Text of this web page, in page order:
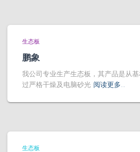
生态板
鹏象
我公司专业生产生态板，其产品是从
过严格干燥及电脑砂光 阅读更多…
生态板